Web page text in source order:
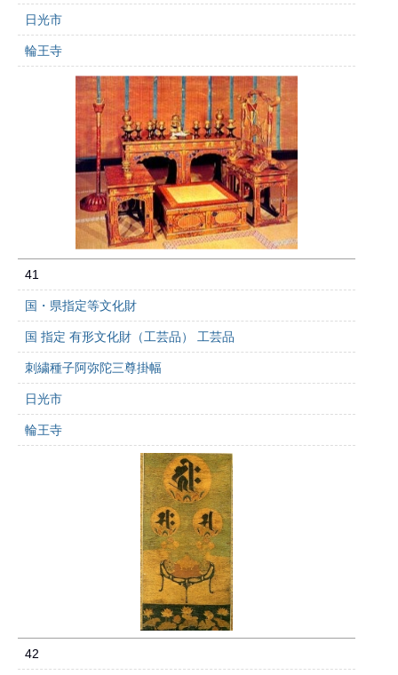
日光市
輪王寺
41
国・県指定等文化財
国 指定 有形文化財（工芸品） 工芸品
刺繍種子阿弥陀三尊掛幅
日光市
輪王寺
42